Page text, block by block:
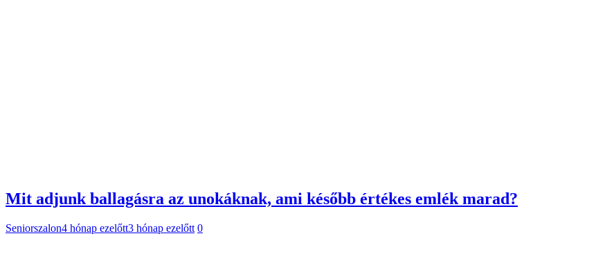
Mit adjunk ballagásra az unokáknak, ami később értékes emlék marad?
Seniorszalon4 hónap ezelőtt3 hónap ezelőtt 0